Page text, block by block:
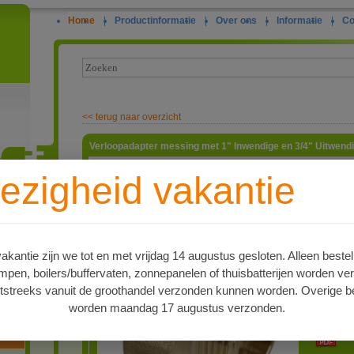
Home | Productinformatie | Over ons | Informatie |
vakantie
zijn we tot en met vrijdag 14 augustus gesloten. Alleen
boilers/buffervaten, zonnepanelen of thuisbatterijen worden
vanuit de groothandel verzonden kunnen worden. Overige
worden maandag 17 augustus verzonden.
<< terug naar overzicht
Verloopadapter messing met 1" Inwendige en 3/4"
3/4"
Type
Op